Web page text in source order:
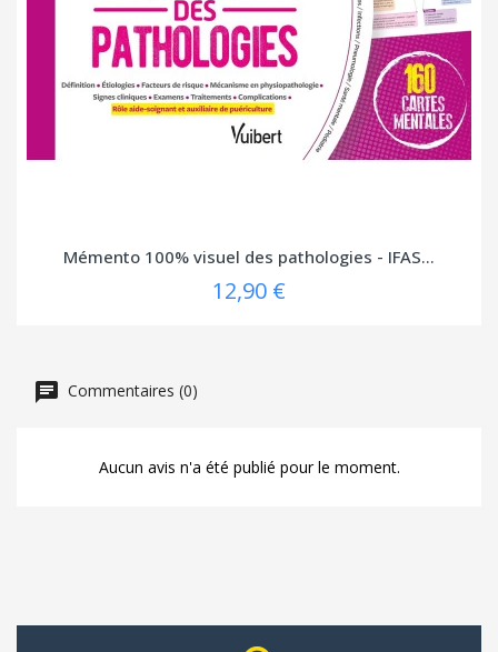
Mémento 100% visuel des pathologies - IFAS...
12,90 €
Commentaires (0)
Aucun avis n'a été publié pour le moment.